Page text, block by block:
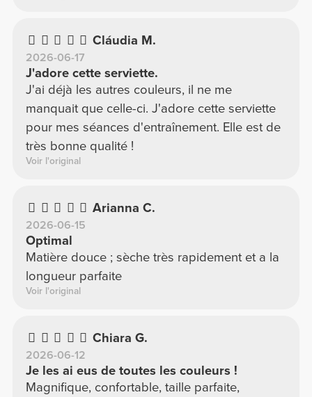
Cláudia M.
2026-06-17
J'adore cette serviette.
J'ai déjà les autres couleurs, il ne me
manquait que celle-ci. J'adore cette serviette
pour mes séances d'entraînement. Elle est de
très bonne qualité !
Voir l'original
Arianna C.
2026-06-15
Optimal
Matière douce ; sèche très rapidement et a la
longueur parfaite
Voir l'original
Chiara G.
2026-06-12
Je les ai eus de toutes les couleurs !
Magnifique, confortable, taille parfaite,